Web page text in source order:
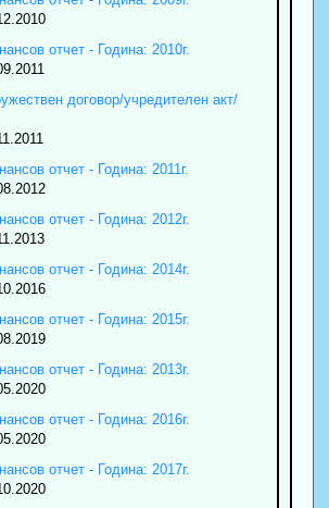
отчет - Година: 2010г.
договор/учредителен акт/
отчет - Година: 2011г.
отчет - Година: 2012г.
отчет - Година: 2014г.
отчет - Година: 2015г.
отчет - Година: 2013г.
отчет - Година: 2016г.
отчет - Година: 2017г.